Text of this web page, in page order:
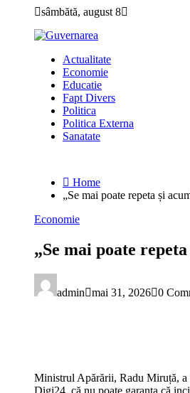
content
sâmbătă, august 8
Actualitate
Economie
Educatie
Fapt Divers
Politica
Politica Externa
Sanatate
Home
„Se mai poate repeta și
Economie
„Se mai poate
admin mai 31, 2026 0
Ministrul Apărării, Radu Miruță, a
Digi24, că nu poate garanta că